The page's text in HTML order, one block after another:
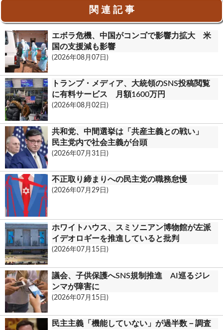
o
o
k
ail lo
o
k.
c
o
m
t
関 連 記 事
エボラ危機、中国がコンゴで影響力拡大 米
国の支援減も影響
(2026年08月07日)
トランプ・メディア、大統領のSNS投稿閲覧
に有料サービス 月額1600万円
(2026年08月02日)
共和党、中間選挙は「共産主義との戦い」
民主党内で社会主義が台頭
(2026年07月31日)
不正取り締まりへの民主党の職務怠慢
(2026年07月29日)
ホワイトハウス、スミソニアン博物館が左派
イデオロギーを推進していると批判
(2026年07月15日)
議会、子供保護へSNS規制推進 AI巡るジレ
ンマが障害に
(2026年07月15日)
民主主義「機能していない」が過半数－調査